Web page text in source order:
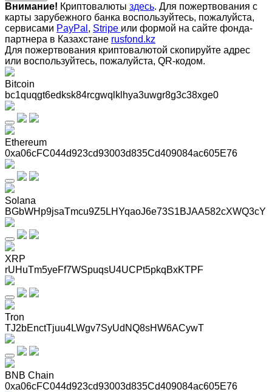
Внимание! Криптовалюты здесь. Для пожертвования с
карты зарубежного банка воспользуйтесь, пожалуйста,
сервисами PayPal , Stripe или формой на сайте фонда-
партнера в Казахстане rusfond.kz
Для пожертвования криптовалютой скопируйте адрес
или воспользуйтесь, пожалуйста, QR-кодом.
Bitcoin
bc1quqgt6edksk84rcgwqlklhya3uwgr8g3c38xge0
Ethereum
0xa06cFC044d923cd93003d835Cd409084ac605E76
Solana
BGbWHp9jsaTmcu9Z5LHYqaoJ6e73S1BJAA582cXWQ3cY
XRP
rUHuTm5yeFf7WSpuqsU4UCPt5pkqBxKTPF
Tron
TJ2bEnctTjuu4LWgv7SyUdNQ8sHW6ACywT
BNB Chain
0xa06cFC044d923cd93003d835Cd409084ac605E76